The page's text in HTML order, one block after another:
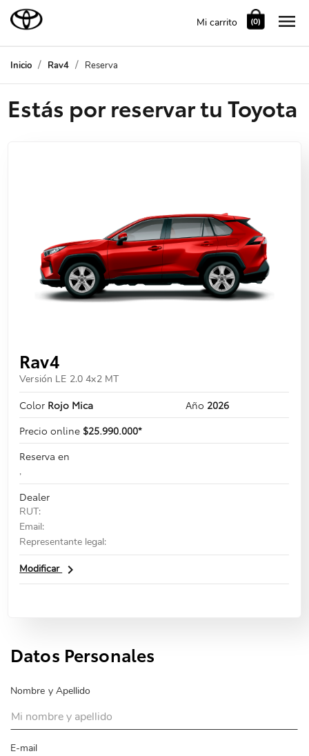

Mi carrito (0)
Inicio Rav4 Reserva
Estás por reservar tu Toyota
Rav4
Versión LE 2.0 4x2 MT
Color Rojo Mica Año 2026
Precio online $25.990.000*
Reserva en
,
Dealer
RUT:
Email:
Representante legal:
Modificarnavigate_next
Datos Personales
Nombre y Apellido
E-mail